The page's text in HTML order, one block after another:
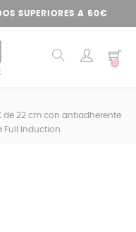
SUPERIORES A 50€
0
de 22 cm con antiadherente
Full Induction